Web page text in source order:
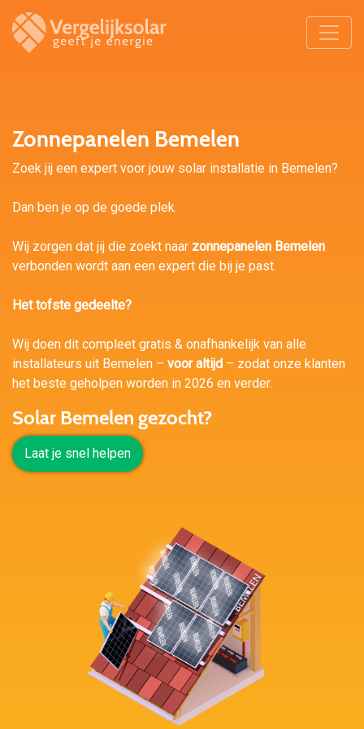
Zonnepanelen Bemelen
Zoek jij een expert voor jouw solar installatie in Bemelen?
Dan ben je op de goede plek.
Wij zorgen dat jij die zoekt naar zonnepanelen Bemelen
verbonden wordt aan een expert die bij je past.
Het tofste gedeelte?
Wij doen dit compleet gratis & onafhankelijk van alle
installateurs uit Bemelen – voor altijd – zodat onze klanten
het beste geholpen worden in 2026 en verder.
Solar Bemelen gezocht?
Laat je snel helpen